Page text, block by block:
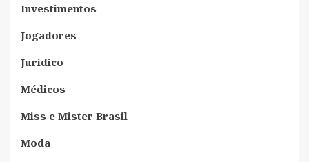
Investimentos
Jogadores
Jurídico
Médicos
Miss e Mister Brasil
Moda